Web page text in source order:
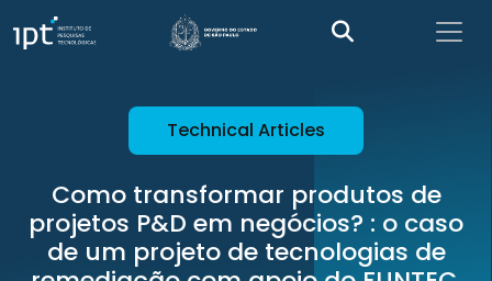
Technical Articles
Como transformar produtos de
projetos P&D em negócios? : o caso
de um projeto de tecnologias de